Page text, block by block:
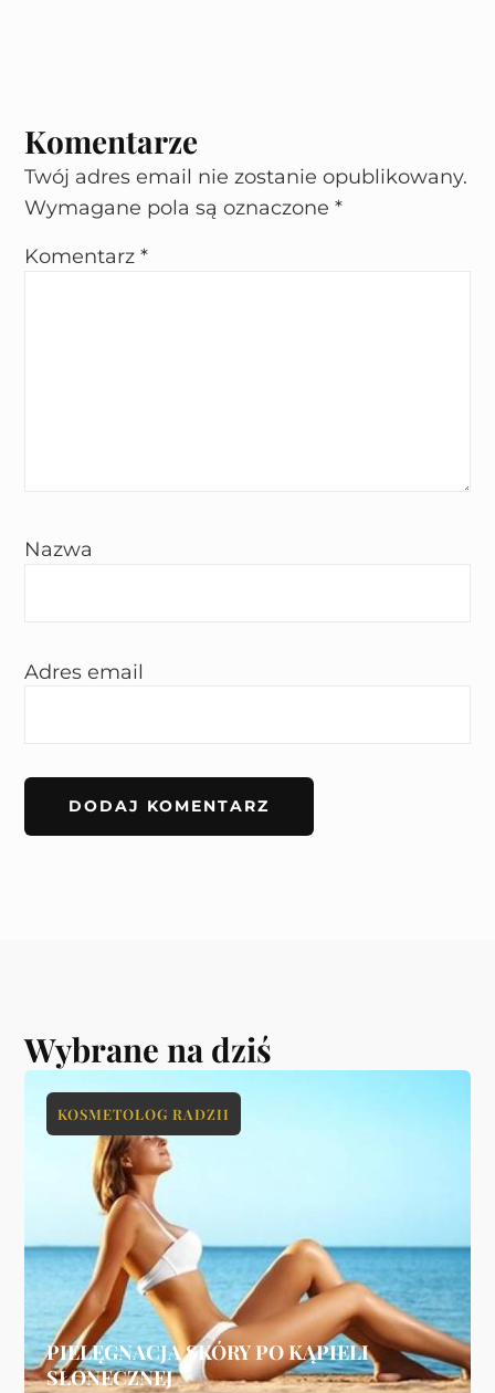
Komentarze
Twój adres email nie zostanie opublikowany.
Wymagane pola są oznaczone*
Komentarz*
Nazwa
Adres email
Wybrane na dziś
PIELĘGNACJA SKÓRY PO KĄPIELI
SŁONECZNEJ
KOSMETOLOG RADZII